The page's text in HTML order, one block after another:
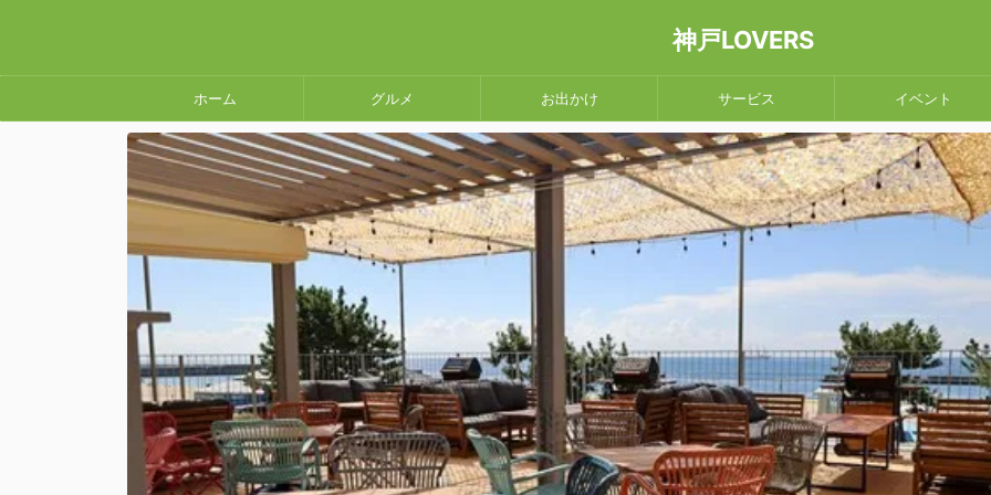
神戸LOVERS
ホーム グルメ お出かけ サービス イベント